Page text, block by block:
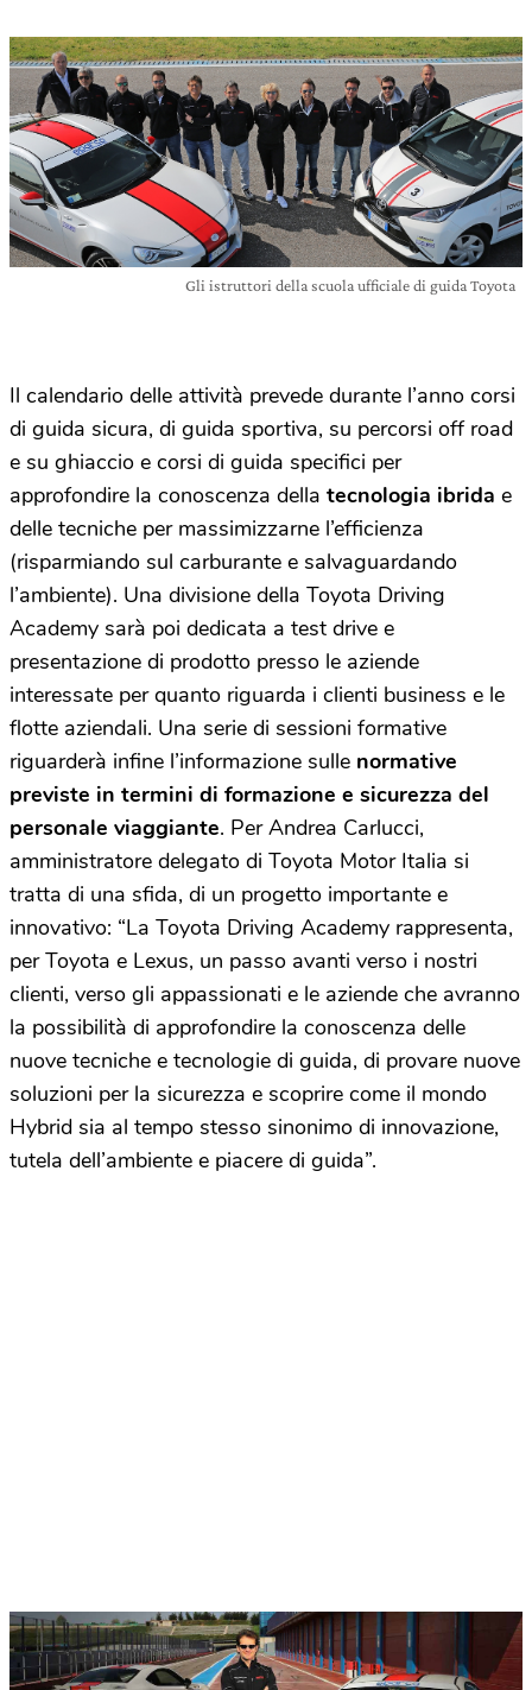
Gli istruttori della scuola ufficiale di guida Toyota
Il calendario delle attività prevede durante l’anno corsi
di guida sicura, di guida sportiva, su percorsi off road
e su ghiaccio e corsi di guida specifici per
approfondire la conoscenza della tecnologia ibrida e
delle tecniche per massimizzarne l’efficienza
(risparmiando sul carburante e salvaguardando
l’ambiente). Una divisione della Toyota Driving
Academy sarà poi dedicata a test drive e
presentazione di prodotto presso le aziende
interessate per quanto riguarda i clienti business e le
flotte aziendali. Una serie di sessioni formative
riguarderà infine l’informazione sulle normative
previste in termini di formazione e sicurezza del
personale viaggiante. Per Andrea Carlucci,
amministratore delegato di Toyota Motor Italia si
tratta di una sfida, di un progetto importante e
innovativo: “La Toyota Driving Academy rappresenta,
per Toyota e Lexus, un passo avanti verso i nostri
clienti, verso gli appassionati e le aziende che avranno
la possibilità di approfondire la conoscenza delle
nuove tecniche e tecnologie di guida, di provare nuove
soluzioni per la sicurezza e scoprire come il mondo
Hybrid sia al tempo stesso sinonimo di innovazione,
tutela dell’ambiente e piacere di guida”.